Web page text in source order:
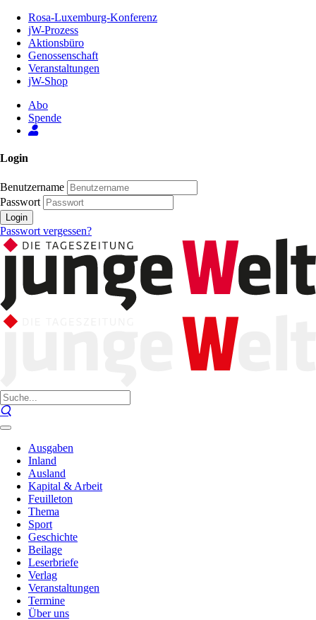
Inhalt
Seite
Rosa-Luxemburg-Konferenz
jW-Prozess
Aktionsbüro
Genossenschaft
Veranstaltungen
jW-Shop
Abo
Spende
Login
Benutzername
Passwort
Login
Passwort vergessen?
Ausgaben
Inland
Ausland
Kapital & Arbeit
Feuilleton
Thema
Sport
Geschichte
Beilage
Leserbriefe
Verlag
Veranstaltungen
Termine
Über uns